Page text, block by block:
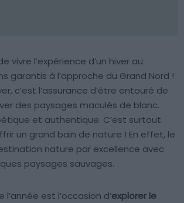
vivre l’expérience d’un hiver au
garantis à l’approche du Grand Nord !
c’est l’assurance d’être entouré de
des paysages maculés de blanc.
et authentique. C’est surtout
un grand bain de nature ! En effet, le
nature par excellence avec
paysages sauvages.
est l’occasion d’explorer le